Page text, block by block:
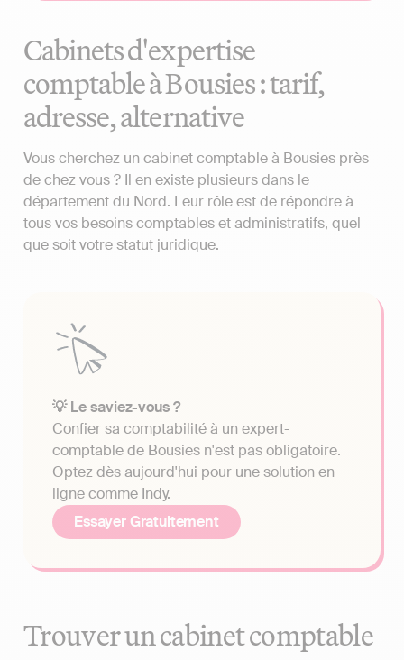
Cabinets d'expertise
comptable à Bousies : tarif,
adresse, alternative
Vous cherchez un cabinet comptable à Bousies près
de chez vous ? Il en existe plusieurs dans le
département du Nord. Leur rôle est de répondre à
tous vos besoins comptables et administratifs, quel
que soit votre statut juridique.
💡 Le saviez-vous ?
Confier sa comptabilité à un expert-
comptable de Bousies n'est pas obligatoire.
Optez dès aujourd'hui pour une solution en
ligne comme Indy.
Essayer Gratuitement
Trouver un cabinet comptable